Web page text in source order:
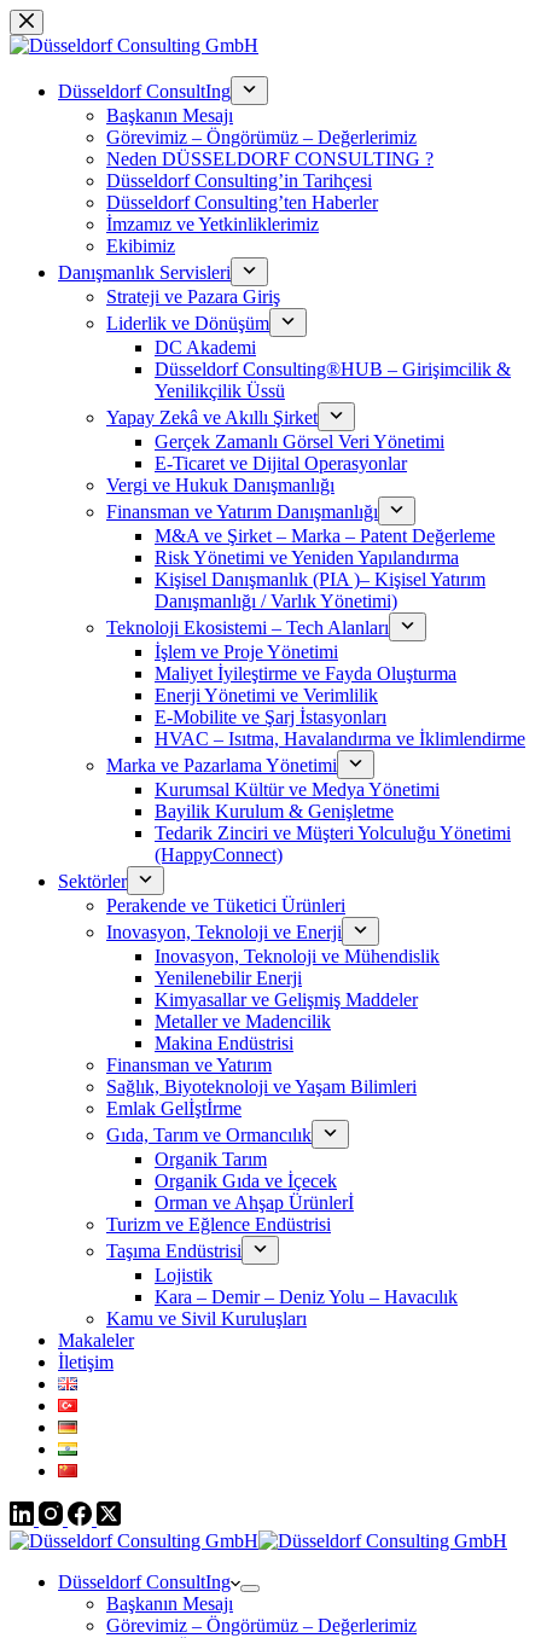
Saltar
al
Düsseldorf ConsultIng
Başkanın Mesajı
Görevimiz – Öngörümüz – Değerlerimiz
Neden DÜSSELDORF CONSULTING ?
Düsseldorf Consulting’in Tarihçesi
Düsseldorf Consulting’ten Haberler
İmzamız ve Yetkinliklerimiz
Ekibimiz
Danışmanlık Servisleri
Strateji ve Pazara Giriş
Liderlik ve Dönüşüm
DC Akademi
Düsseldorf Consulting®HUB – Girişimcilik &
Yenilikçilik Üssü
Yapay Zekâ ve Akıllı Şirket
Gerçek Zamanlı Görsel Veri Yönetimi
E-Ticaret ve Dijital Operasyonlar
Vergi ve Hukuk Danışmanlığı
Finansman ve Yatırım Danışmanlığı
M&A ve Şirket – Marka – Patent Değerleme
Risk Yönetimi ve Yeniden Yapılandırma
Kişisel Danışmanlık (PIA )– Kişisel Yatırım
Danışmanlığı / Varlık Yönetimi)
Teknoloji Ekosistemi – Tech Alanları
İşlem ve Proje Yönetimi
Maliyet İyileştirme ve Fayda Oluşturma
Enerji Yönetimi ve Verimlilik
E-Mobilite ve Şarj İstasyonları
HVAC – Isıtma, Havalandırma ve İklimlendirme
Marka ve Pazarlama Yönetimi
Kurumsal Kültür ve Medya Yönetimi
Bayilik Kurulum & Genişletme
Tedarik Zinciri ve Müşteri Yolculuğu Yönetimi
(HappyConnect)
Sektörler
Perakende ve Tüketici Ürünleri
Inovasyon, Teknoloji ve Enerji
Inovasyon, Teknoloji ve Mühendislik
Yenilenebilir Enerji
Kimyasallar ve Gelişmiş Maddeler
Metaller ve Madencilik
Makina Endüstrisi
Finansman ve Yatırım
Sağlık, Biyoteknoloji ve Yaşam Bilimleri
Emlak Gelİştİrme
Gıda, Tarım ve Ormancılık
Organik Tarım
Organik Gıda ve İçecek
Orman ve Ahşap Ürünlerİ
Turizm ve Eğlence Endüstrisi
Taşıma Endüstrisi
Lojistik
Kara – Demir – Deniz Yolu – Havacılık
Kamu ve Sivil Kuruluşları
Makaleler
İletişim
Düsseldorf ConsultIng
Başkanın Mesajı
Görevimiz – Öngörümüz – Değerlerimiz